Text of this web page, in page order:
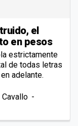
el
en pesos
estrictamente
de todas letras
adelante.